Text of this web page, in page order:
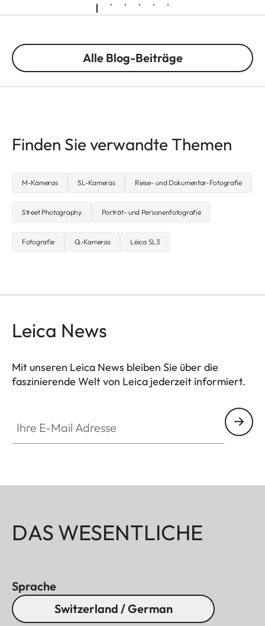
Alle Blog-Beiträge
Finden Sie verwandte Themen
M-Kameras SL-Kameras Reise- und Dokumentar-Fotografie
Street Photography Porträt- und Personenfotografie
Fotografie Q-Kameras Leica SL3
Leica News
Mit unseren Leica News bleiben Sie über die
faszinierende Welt von Leica jederzeit informiert.
DAS WESENTLICHE
Sprache
Switzerland / German